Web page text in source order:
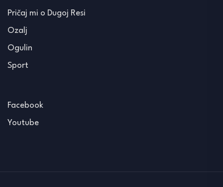
Pričaj mi o Dugoj Resi
Ozalj
Ogulin
Sport
Facebook
Youtube